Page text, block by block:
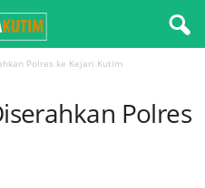
Polres ke Kejari Kutim
Polres